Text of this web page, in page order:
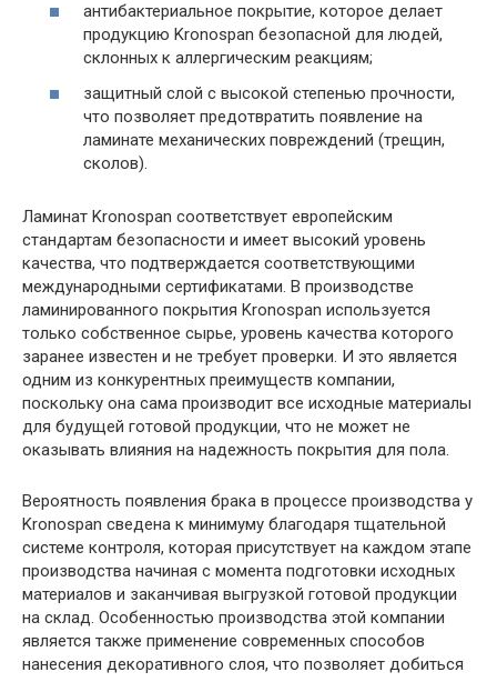
антибактериальное покрытие, которое делает
продукцию Kronospan безопасной для людей,
склонных к аллергическим реакциям;
защитный слой с высокой степенью прочности,
что позволяет предотвратить появление на
ламинате механических повреждений (трещин,
сколов).
Ламинат Kronospan соответствует европейским
стандартам безопасности и имеет высокий уровень
качества, что подтверждается соответствующими
международными сертификатами. В производстве
ламинированного покрытия Kronospan используется
только собственное сырье, уровень качества которого
заранее известен и не требует проверки. И это является
одним из конкурентных преимуществ компании,
поскольку она сама производит все исходные материалы
для будущей готовой продукции, что не может не
оказывать влияния на надежность покрытия для пола.
Вероятность появления брака в процессе производства у
Kronospan сведена к минимуму благодаря тщательной
системе контроля, которая присутствует на каждом этапе
производства начиная с момента подготовки исходных
материалов и заканчивая выгрузкой готовой продукции
на склад. Особенностью производства этой компании
является также применение современных способов
нанесения декоративного слоя, что позволяет добиться